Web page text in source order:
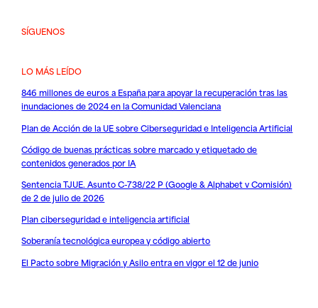
SÍGUENOS
LO MÁS LEÍDO
846 millones de euros a España para apoyar la recuperación tras las
inundaciones de 2024 en la Comunidad Valenciana
Plan de Acción de la UE sobre Ciberseguridad e Inteligencia Artificial
Código de buenas prácticas sobre marcado y etiquetado de
contenidos generados por IA
Sentencia TJUE. Asunto C-738/22 P (Google & Alphabet v Comisión)
de 2 de julio de 2026
Plan ciberseguridad e inteligencia artificial
Soberanía tecnológica europea y código abierto
El Pacto sobre Migración y Asilo entra en vigor el 12 de junio